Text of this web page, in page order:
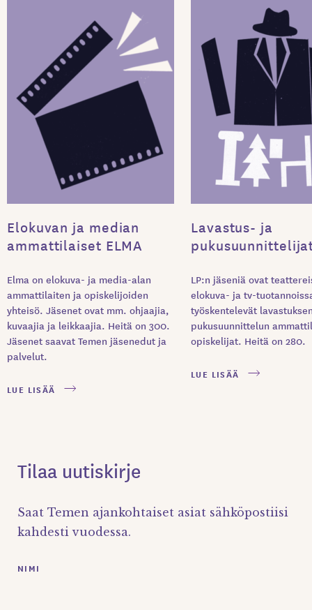
Elokuvan ja median
ammattilaiset ELMA
Elma on elokuva- ja media-alan
ammattilaiten ja opiskelijoiden
yhteisö. Jäsenet ovat mm. ohjaajia,
kuvaajia ja leikkaajia. Heitä on 300.
Jäsenet saavat Temen jäsenedut ja
palvelut.
LUE LISÄÄ
Lavastus- ja
LP:n jäseniä ovat
elokuva- ja tv-
työskentelevät
pukusuunnittelun
opiskelijat. Heitä on 280.
LUE LISÄÄ
Tilaa uutiskirje
Saat Temen ajankohtaiset asiat sähköpostiisi
kahdesti vuodessa.
NIMI